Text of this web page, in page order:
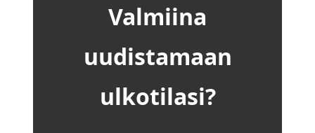
Valmiina
uudistamaan
ulkotilasi?